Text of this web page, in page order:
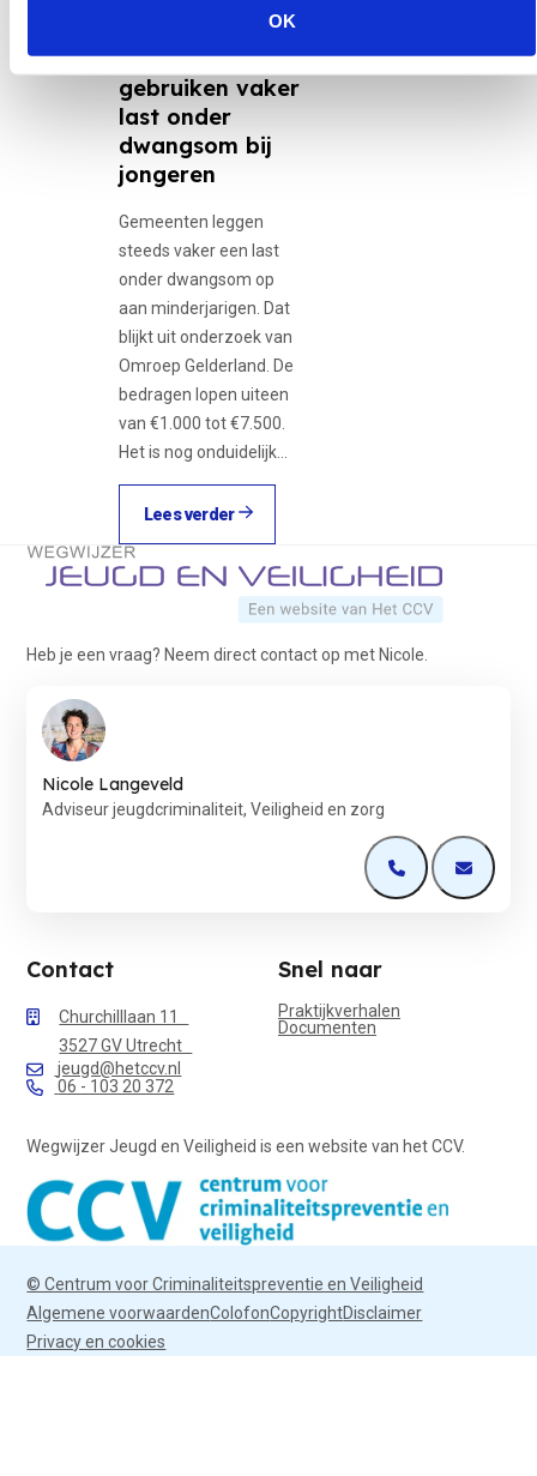
OK
Gemeenten
gebruiken vaker
last onder
dwangsom bij
jongeren
Gemeenten leggen
steeds vaker een last
onder dwangsom op
aan minderjarigen. Dat
blijkt uit onderzoek van
Omroep Gelderland. De
bedragen lopen uiteen
van €1.000 tot €7.500.
Het is nog onduidelijk…
Lees verder
Terug naar de startpagina
Heb je een vraag? Neem direct contact op met Nicole.
Nicole Langeveld
Adviseur jeugdcriminaliteit, Veiligheid en zorg
Open deOpen de
Contact
Churchilllaan 11
3527 GV Utrecht
jeugd@hetccv.nl
06 - 103 20 372
Snel naar
Praktijkverhalen
Documenten
Wegwijzer Jeugd en Veiligheid is een website van het CCV.
© Centrum voor Criminaliteitspreventie en Veiligheid
Algemene voorwaardenColofonCopyrightDisclaimer
Privacy en cookies